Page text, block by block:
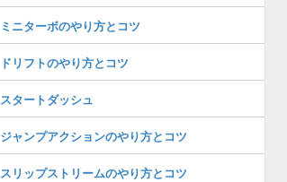
ミニターボのやり方とコツ
ドリフトのやり方とコツ
スタートダッシュ
ジャンプアクションのやり方とコツ
スリップストリームのやり方とコツ